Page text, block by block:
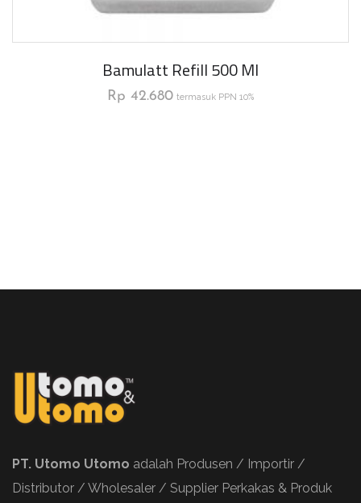
Bamulatt Refill 500 Ml
Rp 42.680 termasuk PPN 10%
PT. Utomo Utomo adalah Produsen / Importir /
Distributor / Wholesaler / Supplier Perkakas & Produk